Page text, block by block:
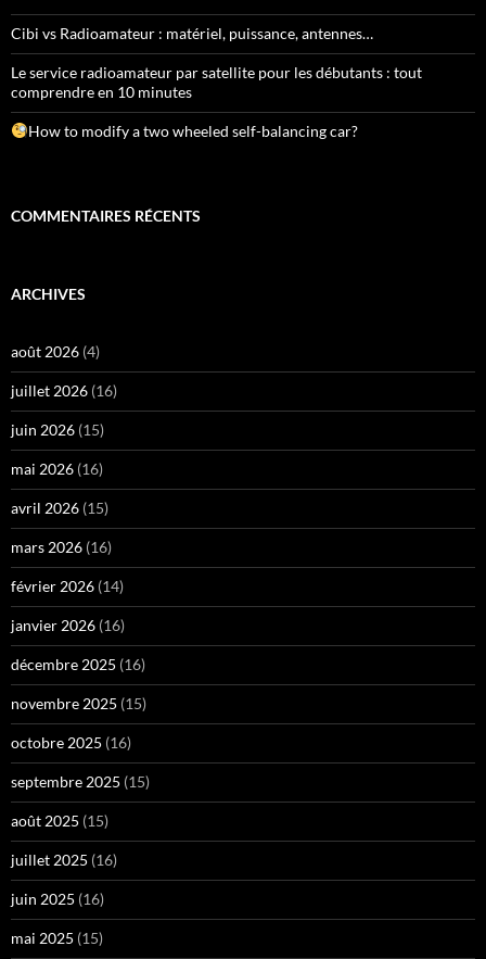
Cibi vs Radioamateur : matériel, puissance, antennes…
Le service radioamateur par satellite pour les débutants : tout
comprendre en 10 minutes
How to modify a two wheeled self-balancing car?
COMMENTAIRES RÉCENTS
ARCHIVES
août 2026 (4)
juillet 2026 (16)
juin 2026 (15)
mai 2026 (16)
avril 2026 (15)
mars 2026 (16)
février 2026 (14)
janvier 2026 (16)
décembre 2025 (16)
novembre 2025 (15)
octobre 2025 (16)
septembre 2025 (15)
août 2025 (15)
juillet 2025 (16)
juin 2025 (16)
mai 2025 (15)